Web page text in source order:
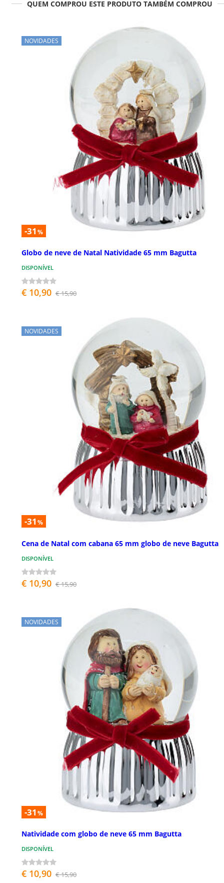
QUEM COMPROU ESTE PRODUTO TAMBÉM COMPROU
NOVIDADES
-31 %
Globo de neve de Natal Natividade 65 mm Bagutta
DISPONÍVEL
€ 10,90 € 15,90
NOVIDADES
-31 %
Cena de Natal com cabana 65 mm globo de neve Bagutta
DISPONÍVEL
€ 10,90 € 15,90
NOVIDADES
-31 %
Natividade com globo de neve 65 mm Bagutta
DISPONÍVEL
€ 10,90 € 15,90